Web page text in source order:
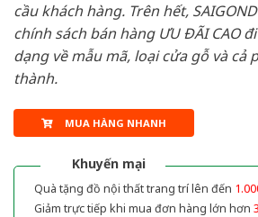
cầu khách hàng. Trên hết,
chính sách bán hàng ƯU ĐÃI CAO
dạng về mẫu mã, loại cửa gỗ và cả
thành.
MUA HÀNG NHANH
Khuyến mại
Quà tặng đồ nội thất trang trí lên đến
Giảm trực tiếp khi mua đơn hàng lớn hơn